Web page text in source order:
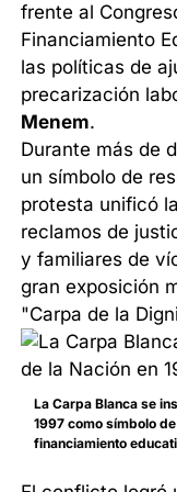
frente al
Financiamiento
las políticas de
precarización
Menem.
Durante más de
un símbolo de
protesta unificó
reclamos de
y familiares de
gran exposición
"Carpa de la
La Carpa Blanca se
1997 como símbolo
financiamiento